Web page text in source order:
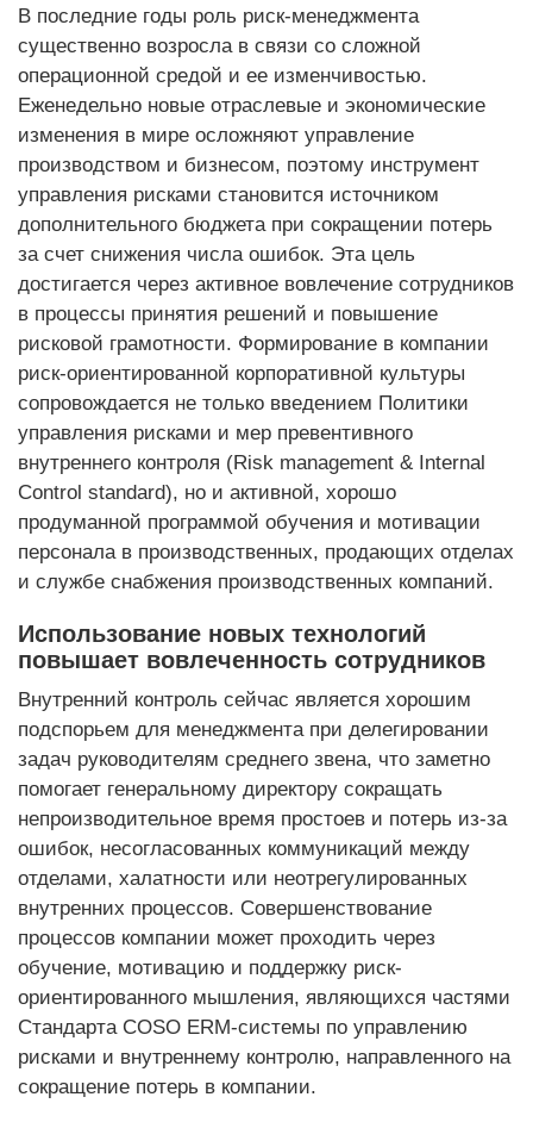
В последние годы роль риск-менеджмента
существенно возросла в связи со сложной
операционной средой и ее изменчивостью.
Еженедельно новые отраслевые и экономические
изменения в мире осложняют управление
производством и бизнесом, поэтому инструмент
управления рисками становится источником
дополнительного бюджета при сокращении потерь
за счет снижения числа ошибок. Эта цель
достигается через активное вовлечение сотрудников
в процессы принятия решений и повышение
рисковой грамотности. Формирование в компании
риск-ориентированной корпоративной культуры
сопровождается не только введением Политики
управления рисками и мер превентивного
внутреннего контроля (Risk management & Internal
Control standard), но и активной, хорошо
продуманной программой обучения и мотивации
персонала в производственных, продающих отделах
и службе снабжения производственных компаний.
Использование новых технологий
повышает вовлеченность сотрудников
Внутренний контроль сейчас является хорошим
подспорьем для менеджмента при делегировании
задач руководителям среднего звена, что заметно
помогает генеральному директору сокращать
непроизводительное время простоев и потерь из-за
ошибок, несогласованных коммуникаций между
отделами, халатности или неотрегулированных
внутренних процессов. Совершенствование
процессов компании может проходить через
обучение, мотивацию и поддержку риск-
ориентированного мышления, являющихся частями
Стандарта COSO ERM-системы по управлению
рисками и внутреннему контролю, направленного на
сокращение потерь в компании.